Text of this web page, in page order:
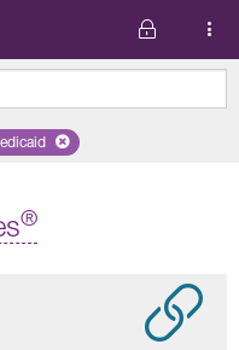
state 'Kentucky'
Remove selected plan 'Medicaid'
®